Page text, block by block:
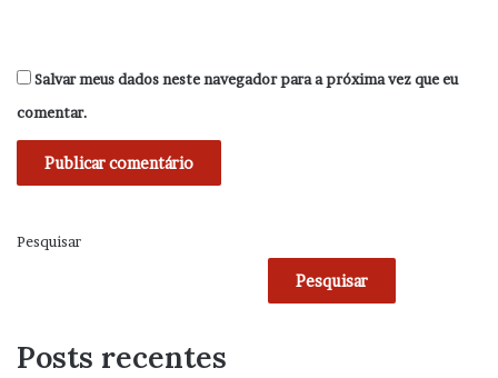
Salvar meus dados neste navegador para a próxima vez que eu
comentar.
Pesquisar
Pesquisar
Posts recentes